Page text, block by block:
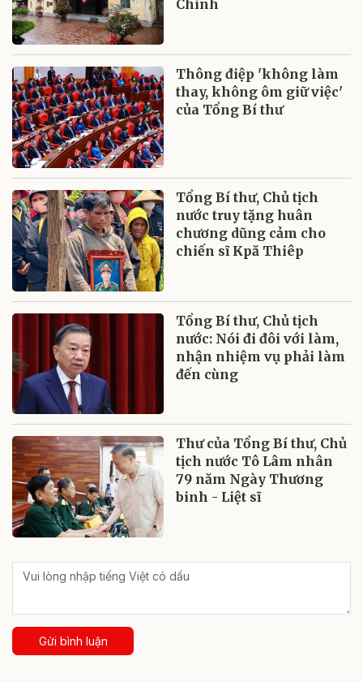
Chinh
Thông điệp 'không làm
thay, không ôm giữ việc'
của Tổng Bí thư
Tổng Bí thư, Chủ tịch
nước truy tặng huân
chương dũng cảm cho
chiến sĩ Kpă Thiêp
Tổng Bí thư, Chủ tịch
nước: Nói đi đôi với làm,
nhận nhiệm vụ phải làm
đến cùng
Thư của Tổng Bí thư, Chủ
tịch nước Tô Lâm nhân
79 năm Ngày Thương
binh - Liệt sĩ
Gửi bình luận